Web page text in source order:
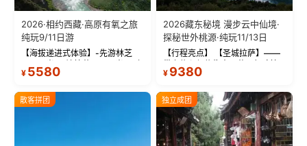
2026·相约西藏·高原有氧之旅
纯玩9/11日游
【海拔递进式体验】-先游林芝
测 99%游客零高反 。 【贴心保
反根本不是事儿 ！ 【无人机航
拍】-雪山/圣湖/...
¥ 5580
2026藏东秘境 漫步云中仙境·
探秘世外桃源·纯玩11/13日
【行程亮点】 【圣城拉萨】——
萨，感受这座城与生俱来的与众
城堡寺院于一体的宏伟建筑，是
西藏最完整的古代...
¥ 9380
散客拼团 独立成团